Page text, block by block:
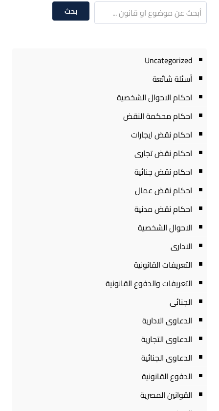
بحث
Uncategorized
أسئلة شائعة
احكام الاحوال الشخصية
احكام محكمة النقض
احكام نقض ايجارات
احكام نقض تجارى
احكام نقض جنائية
احكام نقض عمال
احكام نقض مدنية
الاحوال الشخصية
الادارى
التعريفات القانونية
التعريفات والدفوع القانونية
الجنائى
الدعاوى الادارية
الدعاوى التجارية
الدعاوى الجنائية
الدفوع القانونية
القوانين المصرية